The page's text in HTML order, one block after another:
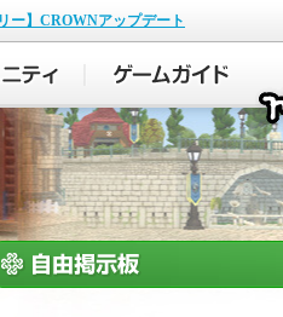
ー】CROWNアップデート